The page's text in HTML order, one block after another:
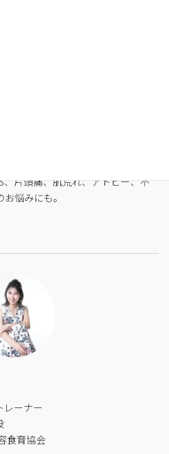
片頭痛、肌荒れ、アトピー、不
悩みにも。
レーナー
食育協会